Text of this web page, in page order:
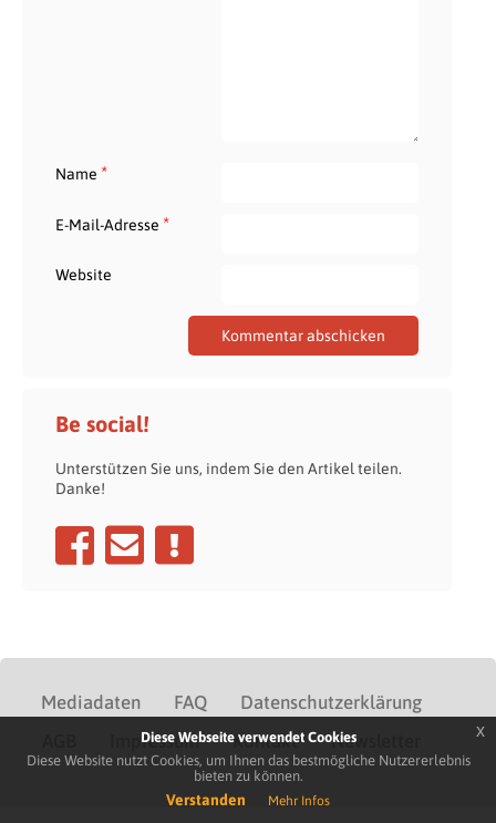
Name *
E-Mail-Adresse *
Website
Be social!
Unterstützen Sie uns, indem Sie den Artikel teilen.
Danke!
Mediadaten FAQ
Datenschutzerklärung
Impressum Kontakt Newsletter
Diese Webseite verwendet Cookies
Diese Website nutzt Cookies, um Ihnen das bestmögliche Nutzererlebnis
bieten zu können.
Verstanden Mehr Infos
x